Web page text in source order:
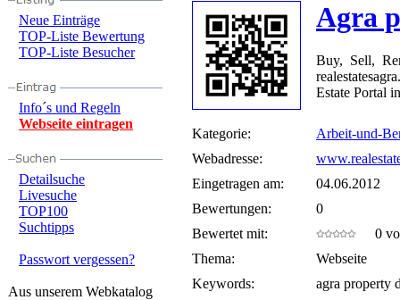
Neue Einträge
TOP-Liste Bewertung
TOP-Liste Besucher
Info´s und Regeln
Webseite eintragen
Detailsuche
Livesuche
TOP100
Suchtipps
Passwort vergessen?
Aus unserem Webkatalog
Agra
Buy, Sell,
Estate Portal
Kategorie:
Arbeit-und-
Webadresse:
Eingetragen am:
04.06.2012
Bewertungen:
0
Bewertet mit:
0
Thema:
Webseite
Keywords:
agra property